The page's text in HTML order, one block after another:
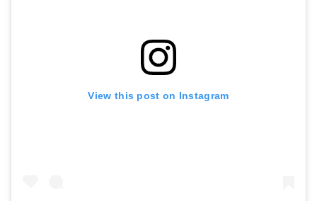
View this post on Instagram